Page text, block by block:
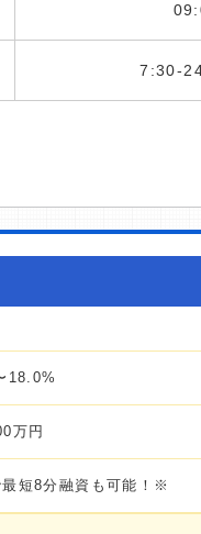
7:30-
18.0%
万円
短8分融資も可能！※